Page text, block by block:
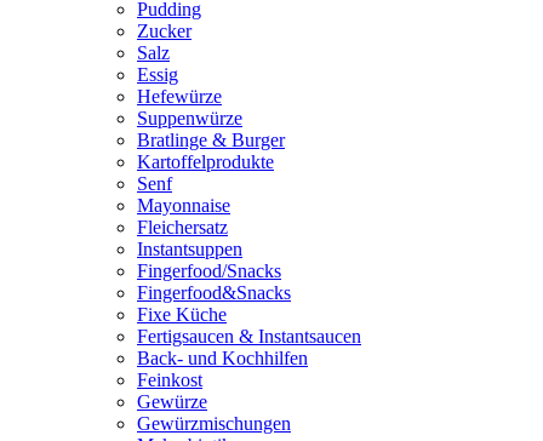
Pudding
Zucker
Salz
Essig
Hefewürze
Suppenwürze
Bratlinge & Burger
Kartoffelprodukte
Senf
Mayonnaise
Fleichersatz
Instantsuppen
Fingerfood/Snacks
Fingerfood&Snacks
Fixe Küche
Fertigsaucen & Instantsaucen
Back- und Kochhilfen
Feinkost
Gewürze
Gewürzmischungen